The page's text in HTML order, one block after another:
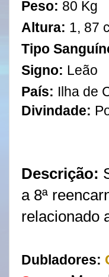
Peso: 80 Kg
Altura: 1, 87
Tipo
Signo: Leão
País:
Ilha de
Divindade:
Descrição:
a 8ª
relacionado
Dubladores: